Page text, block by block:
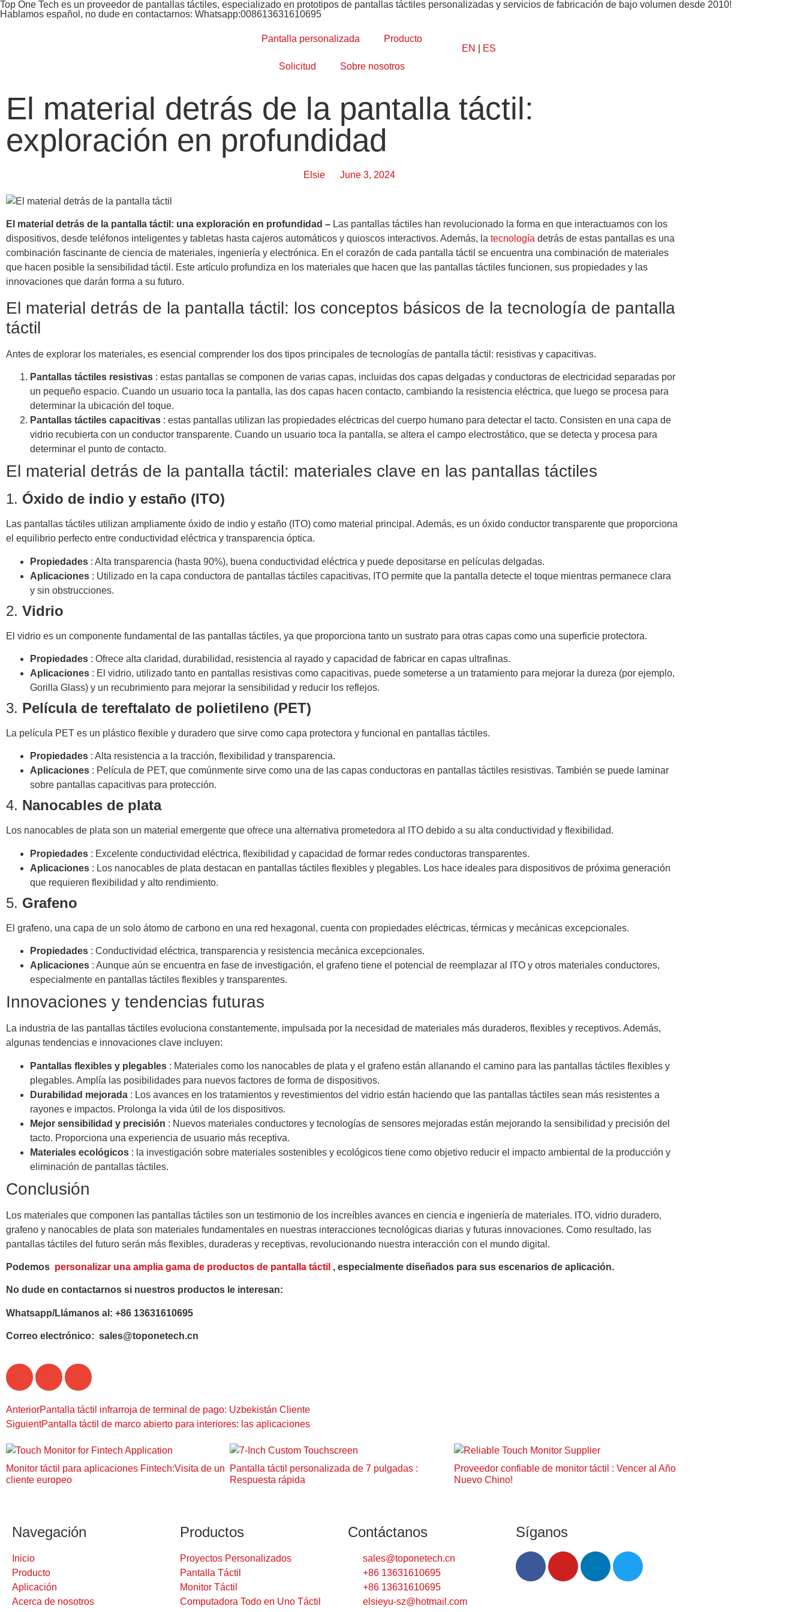
Top One Tech es un proveedor de pantallas táctiles, especializado en prototipos de pantallas táctiles personalizadas y servicios de fabricación de bajo volumen desde 2010!
Hablamos español, no dude en contactarnos: Whatsapp:008613631610695
Pantalla personalizada Producto
Solicitud Sobre nosotros
EN ES
El material detrás de la pantalla táctil:
exploración en profundidad
Elsie June 3, 2024
El material detrás de la pantalla táctil: una exploración en profundidad – Las pantallas táctiles han revolucionado la forma en que interactuamos con los
dispositivos, desde teléfonos inteligentes y tabletas hasta cajeros automáticos y quioscos interactivos. Además, la tecnología detrás de estas pantallas es una
combinación fascinante de ciencia de materiales, ingeniería y electrónica. En el corazón de cada pantalla táctil se encuentra una combinación de materiales
que hacen posible la sensibilidad táctil. Este artículo profundiza en los materiales que hacen que las pantallas táctiles funcionen, sus propiedades y las
innovaciones que darán forma a su futuro.
El material detrás de la pantalla táctil: los conceptos básicos de la tecnología de pantalla
táctil
Antes de explorar los materiales, es esencial comprender los dos tipos principales de tecnologías de pantalla táctil: resistivas y capacitivas.
Pantallas táctiles resistivas : estas pantallas se componen de varias capas, incluidas dos capas delgadas y conductoras de electricidad separadas por
un pequeño espacio. Cuando un usuario toca la pantalla, las dos capas hacen contacto, cambiando la resistencia eléctrica, que luego se procesa para
determinar la ubicación del toque.
Pantallas táctiles capacitivas : estas pantallas utilizan las propiedades eléctricas del cuerpo humano para detectar el tacto. Consisten en una capa de
vidrio recubierta con un conductor transparente. Cuando un usuario toca la pantalla, se altera el campo electrostático, que se detecta y procesa para
determinar el punto de contacto.
El material detrás de la pantalla táctil: materiales clave en las pantallas táctiles
1. Óxido de indio y estaño (ITO)
Las pantallas táctiles utilizan ampliamente óxido de indio y estaño (ITO) como material principal. Además, es un óxido conductor transparente que proporciona
el equilibrio perfecto entre conductividad eléctrica y transparencia óptica.
Propiedades : Alta transparencia (hasta 90%), buena conductividad eléctrica y puede depositarse en películas delgadas.
Aplicaciones : Utilizado en la capa conductora de pantallas táctiles capacitivas, ITO permite que la pantalla detecte el toque mientras permanece clara
y sin obstrucciones.
2. Vidrio
El vidrio es un componente fundamental de las pantallas táctiles, ya que proporciona tanto un sustrato para otras capas como una superficie protectora.
Propiedades : Ofrece alta claridad, durabilidad, resistencia al rayado y capacidad de fabricar en capas ultrafinas.
Aplicaciones : El vidrio, utilizado tanto en pantallas resistivas como capacitivas, puede someterse a un tratamiento para mejorar la dureza (por ejemplo,
Gorilla Glass) y un recubrimiento para mejorar la sensibilidad y reducir los reflejos.
3. Película de tereftalato de polietileno (PET)
La película PET es un plástico flexible y duradero que sirve como capa protectora y funcional en pantallas táctiles.
Propiedades : Alta resistencia a la tracción, flexibilidad y transparencia.
Aplicaciones : Película de PET, que comúnmente sirve como una de las capas conductoras en pantallas táctiles resistivas. También se puede laminar
sobre pantallas capacitivas para protección.
4. Nanocables de plata
Los nanocables de plata son un material emergente que ofrece una alternativa prometedora al ITO debido a su alta conductividad y flexibilidad.
Propiedades : Excelente conductividad eléctrica, flexibilidad y capacidad de formar redes conductoras transparentes.
Aplicaciones : Los nanocables de plata destacan en pantallas táctiles flexibles y plegables. Los hace ideales para dispositivos de próxima generación
que requieren flexibilidad y alto rendimiento.
5. Grafeno
El grafeno, una capa de un solo átomo de carbono en una red hexagonal, cuenta con propiedades eléctricas, térmicas y mecánicas excepcionales.
Propiedades : Conductividad eléctrica, transparencia y resistencia mecánica excepcionales.
Aplicaciones : Aunque aún se encuentra en fase de investigación, el grafeno tiene el potencial de reemplazar al ITO y otros materiales conductores,
especialmente en pantallas táctiles flexibles y transparentes.
Innovaciones y tendencias futuras
La industria de las pantallas táctiles evoluciona constantemente, impulsada por la necesidad de materiales más duraderos, flexibles y receptivos. Además,
algunas tendencias e innovaciones clave incluyen:
Pantallas flexibles y plegables : Materiales como los nanocables de plata y el grafeno están allanando el camino para las pantallas táctiles flexibles y
plegables. Amplía las posibilidades para nuevos factores de forma de dispositivos.
Durabilidad mejorada : Los avances en los tratamientos y revestimientos del vidrio están haciendo que las pantallas táctiles sean más resistentes a
rayones e impactos. Prolonga la vida útil de los dispositivos.
Mejor sensibilidad y precisión : Nuevos materiales conductores y tecnologías de sensores mejoradas están mejorando la sensibilidad y precisión del
tacto. Proporciona una experiencia de usuario más receptiva.
Materiales ecológicos : la investigación sobre materiales sostenibles y ecológicos tiene como objetivo reducir el impacto ambiental de la producción y
eliminación de pantallas táctiles.
Conclusión
Los materiales que componen las pantallas táctiles son un testimonio de los increíbles avances en ciencia e ingeniería de materiales. ITO, vidrio duradero,
grafeno y nanocables de plata son materiales fundamentales en nuestras interacciones tecnológicas diarias y futuras innovaciones. Como resultado, las
pantallas táctiles del futuro serán más flexibles, duraderas y receptivas, revolucionando nuestra interacción con el mundo digital.
Podemos personalizar una amplia gama de productos de pantalla táctil , especialmente diseñados para sus escenarios de aplicación.
No dude en contactarnos si nuestros productos le interesan:
Whatsapp/Llámanos al: +86 13631610695
Correo electrónico: sales@toponetech.cn
AnteriorPantalla táctil infrarroja de terminal de pago: Uzbekistán Cliente
SiguientPantalla táctil de marco abierto para interiores: las aplicaciones
Monitor táctil para aplicaciones Fintech:Visita de un
cliente europeo
Pantalla táctil personalizada de 7 pulgadas :
Respuesta rápida
Proveedor confiable de monitor táctil : Vencer al Año
Nuevo Chino!
Navegación
Inicio
Producto
Aplicación
Acerca de nosotros
Productos
Proyectos Personalizados
Pantalla Táctil
Monitor Táctil
Computadora Todo en Uno Táctil
Contáctanos
sales@toponetech.cn
+86 13631610695
+86 13631610695
elsieyu-sz@hotmail.com
Síganos